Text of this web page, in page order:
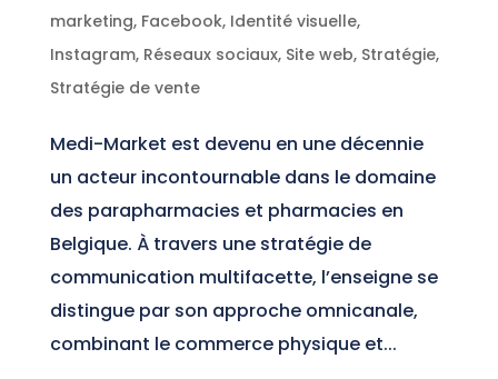
marketing, Facebook, Identité visuelle,
Instagram, Réseaux sociaux, Site web, Stratégie,
Stratégie de vente
Medi-Market est devenu en une décennie
un acteur incontournable dans le domaine
des parapharmacies et pharmacies en
Belgique. À travers une stratégie de
communication multifacette, l’enseigne se
distingue par son approche omnicanale,
combinant le commerce physique et...